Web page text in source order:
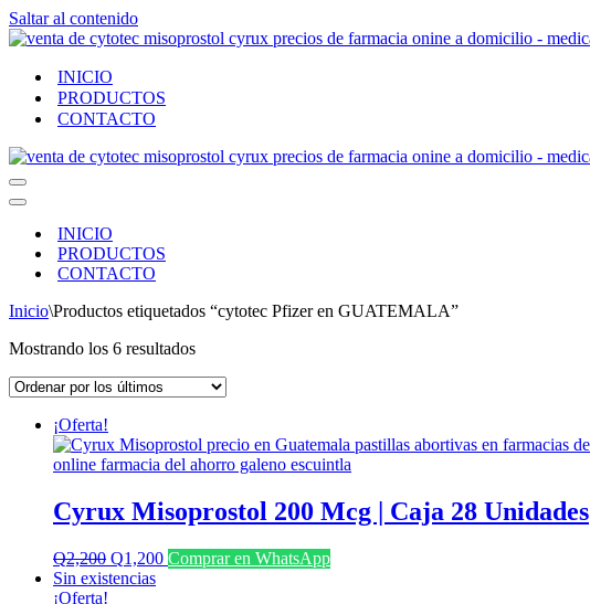
Saltar al contenido
INICIO
PRODUCTOS
CONTACTO
Menú
de
Menú
navegación
INICIO
PRODUCTOS
CONTACTO
Inicio\Productos etiquetados “cytotec Pfizer en GUATEMALA”
Mostrando los 6 resultadosOrdenado
los
¡Oferta!
Cyrux Misoprostol 200 Mcg | Caja 28 Unidades
Q2,200 El
precio
Q1,200ElComprar en WhatsApp
Sin existencias
¡Oferta!